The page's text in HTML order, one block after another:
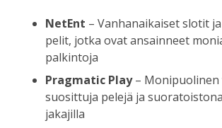
NetEnt – Vanhanaikaiset slotit
pelit, jotka ovat ansainneet
palkintoja
Pragmatic Play– Monipuolinen
suosittuja pelejä ja
jakajilla